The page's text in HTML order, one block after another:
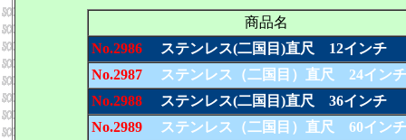
商品名
No.2986
ステンレス(二国目)直尺 12インチ
No.2987
ステンレス（二国目）直尺 24インチ
No.2988
ステンレス(二国目)直尺 36インチ
No.2989
ステンレス（二国目）直尺 60インチ